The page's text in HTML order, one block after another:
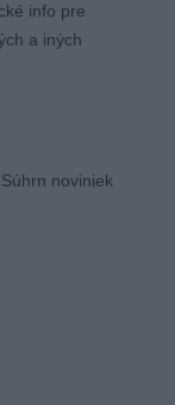
info pre
a iných
. Súhrn noviniek